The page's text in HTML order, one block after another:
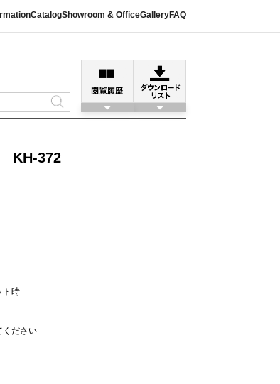
CatalogShowroom & OfficeGalleryFAQ
KH-372
ト時
ください